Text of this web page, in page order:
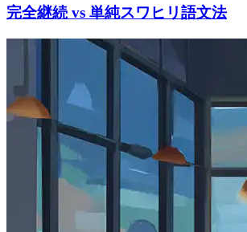
完全継続 vs 単純スワヒリ語文法